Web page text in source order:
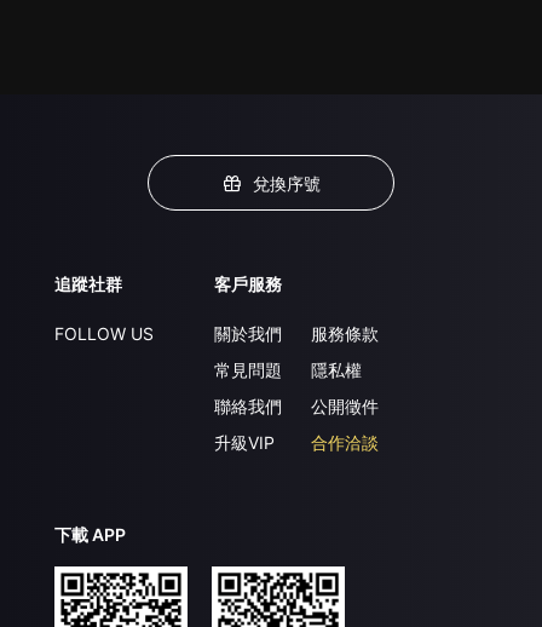
兌換序號
追蹤社群
FOLLOW US
客戶服務
關於我們
常見問題
聯絡我們
升級VIP
服務條款
隱私權
公開徵件
合作洽談
下載 APP